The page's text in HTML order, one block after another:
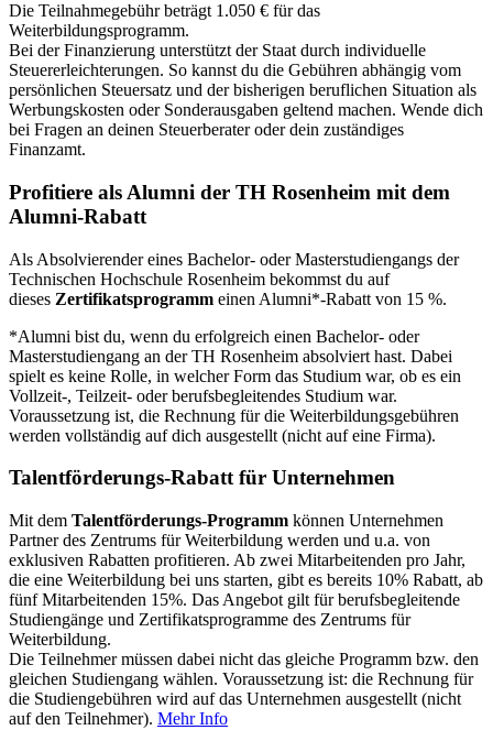
Die Teilnahmegebühr beträgt 1.050 € für das
Weiterbildungsprogramm.
Bei der Finanzierung unterstützt der Staat durch individuelle
Steuererleichterungen. So kannst du die Gebühren abhängig vom
persönlichen Steuersatz und der bisherigen beruflichen Situation als
Werbungskosten oder Sonderausgaben geltend machen. Wende dich
bei Fragen an deinen Steuerberater oder dein zuständiges
Finanzamt.
Profitiere als Alumni der TH Rosenheim mit dem
Alumni-Rabatt
Als Absolvierender eines Bachelor- oder Masterstudiengangs der
Technischen Hochschule Rosenheim bekommst du auf
dieses Zertifikatsprogramm einen Alumni*-Rabatt von 15 %.
*Alumni bist du, wenn du erfolgreich einen Bachelor- oder
Masterstudiengang an der TH Rosenheim absolviert hast. Dabei
spielt es keine Rolle, in welcher Form das Studium war, ob es ein
Vollzeit-, Teilzeit- oder berufsbegleitendes Studium war.
Voraussetzung ist, die Rechnung für die Weiterbildungsgebühren
werden vollständig auf dich ausgestellt (nicht auf eine Firma).
Talentförderungs-Rabatt für Unternehmen
Mit dem Talentförderungs-Programm können Unternehmen
Partner des Zentrums für Weiterbildung werden und u.a. von
exklusiven Rabatten profitieren. Ab zwei Mitarbeitenden pro Jahr,
die eine Weiterbildung bei uns starten, gibt es bereits 10% Rabatt, ab
fünf Mitarbeitenden 15%. Das Angebot gilt für berufsbegleitende
Studiengänge und Zertifikatsprogramme des Zentrums für
Weiterbildung.
Die Teilnehmer müssen dabei nicht das gleiche Programm bzw. den
gleichen Studiengang wählen. Voraussetzung ist: die Rechnung für
die Studiengebühren wird auf das Unternehmen ausgestellt (nicht
auf den Teilnehmer). Mehr Info